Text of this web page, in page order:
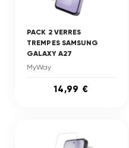
PACK 2 VERRES
TREMPES SAMSUNG
GALAXY A27
MyWay
14,99 €